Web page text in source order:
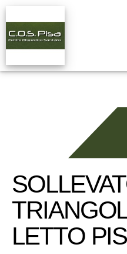
LETTO